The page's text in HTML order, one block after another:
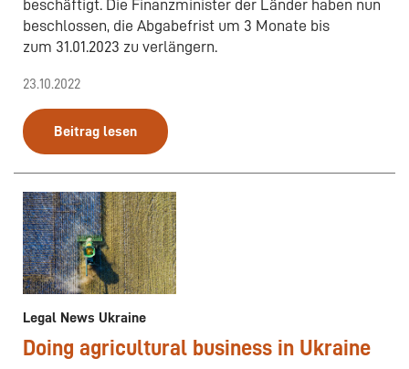
beschäftigt. Die Finanzminister der Länder haben nun
beschlossen, die Abgabefrist um 3 Monate bis
zum 31.01.2023 zu verlängern.
23.10.2022
Beitrag lesen
Legal News Ukraine
Doing agricultural business in Ukraine